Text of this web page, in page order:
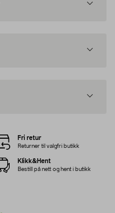
Fri retur
Returner til valgfri butikk
Klikk&Hent
Bestill på nett og hent i butikk